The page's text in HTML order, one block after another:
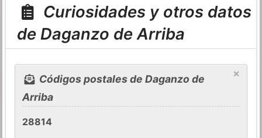
Curiosidades y otros datos
de Daganzo de Arriba
×
Códigos postales de Daganzo de
Arriba
28814